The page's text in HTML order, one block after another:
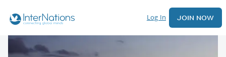
Log In JOIN NOW